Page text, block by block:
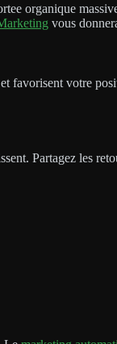
organique
vous
favorisent votre
Partagez les